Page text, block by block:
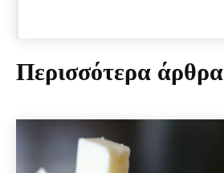
Περισσότερα άρθρα